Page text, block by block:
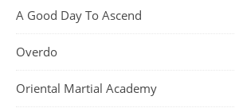
A Good Day To Ascend
Overdo
Oriental Martial Academy